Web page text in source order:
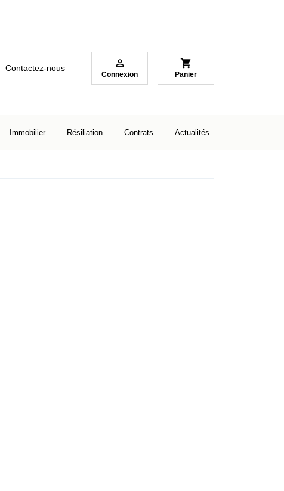
Contactez-nous 
Connexion
shopping_cart
Panier
Immobilier Résiliation Contrats Actualités